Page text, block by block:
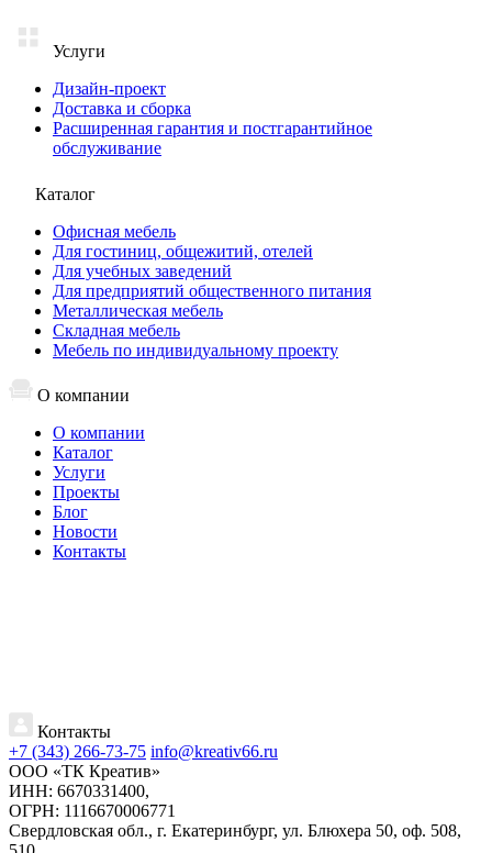
Услуги
Дизайн-проект
Доставка и сборка
Расширенная гарантия и постгарантийное
обслуживание
Каталог
Офисная мебель
Для гостиниц, общежитий, отелей
Для учебных заведений
Для предприятий общественного питания
Металлическая мебель
Складная мебель
Мебель по индивидуальному проекту
О компании
О компании
Каталог
Услуги
Проекты
Блог
Новости
Контакты
Контакты
+7 (343) 266-73-75 info@kreativ66.ru
ООО «ТК Креатив»
ИНН: 6670331400,
ОГРН: 1116670006771
Свердловская обл., г. Екатеринбург, ул. Блюхера 50, оф. 508,